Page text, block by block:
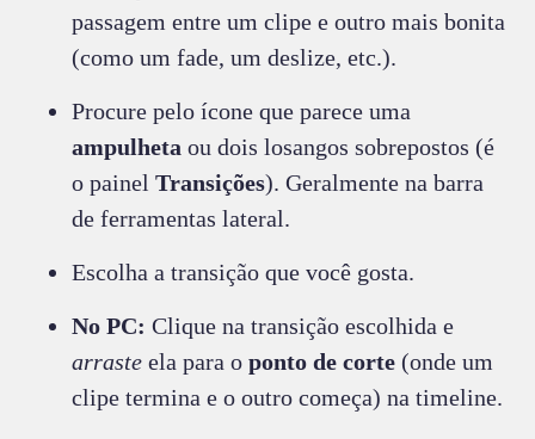
passagem entre um clipe e outro mais bonita
(como um fade, um deslize, etc.).
Procure pelo ícone que parece uma
ampulheta ou dois losangos sobrepostos (é
o painel Transições). Geralmente na barra
de ferramentas lateral.
Escolha a transição que você gosta.
No PC: Clique na transição escolhida e
arraste ela para o ponto de corte (onde um
clipe termina e o outro começa) na timeline.